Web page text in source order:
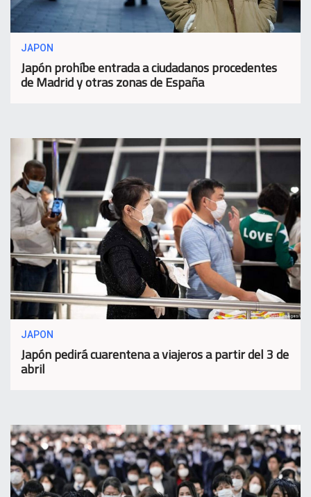
JAPON
Japón prohíbe entrada a ciudadanos procedentes
de Madrid y otras zonas de España
JAPON
Japón pedirá cuarentena a viajeros a partir del 3 de
abril